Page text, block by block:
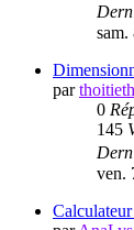
sam.
par
0
145
ven.